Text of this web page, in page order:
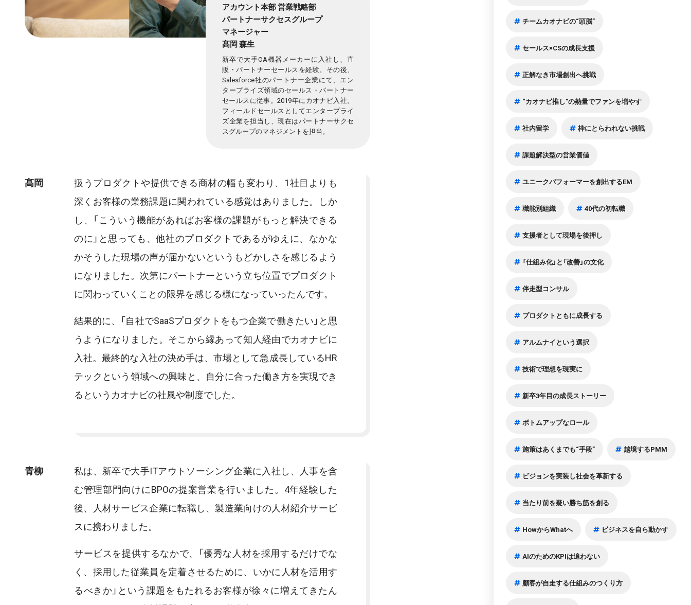
アカウント本部 営業戦略部
パートナーサクセスグループ
マネージャー
髙岡 森生
新卒で大手OA機器メーカーに入社し、直
販・パートナーセールスを経験。その後、
Salesforce社のパートナー企業にて、エン
タープライズ領域のセールス・パートナー
セールスに従事。2019年にカオナビ入社。
フィールドセールスとしてエンタープライ
ズ企業を担当し、現在はパートナーサクセ
スグループのマネジメントを担当。
髙岡
扱うプロダクトや提供できる商材の幅も変わり、1社目よりも
深くお客様の業務課題に関われている感覚はありました。しか
し、「こういう機能があればお客様の課題がもっと解決できる
のに」と思っても、他社のプロダクトであるがゆえに、なかな
かそうした現場の声が届かないというもどかしさを感じるよう
になりました。次第にパートナーという立ち位置でプロダクト
に関わっていくことの限界を感じる様になっていったんです。
結果的に、「自社でSaaSプロダクトをもつ企業で働きたい」と思
うようになりました。そこから縁あって知人経由でカオナビに
入社。最終的な入社の決め手は、市場として急成長しているHR
テックという領域への興味と、自分に合った働き方を実現でき
るというカオナビの社風や制度でした。
青柳
私は、新卒で大手ITアウトソーシング企業に入社し、人事を含
む管理部門向けにBPOの提案営業を行いました。4年経験した
後、人材サービス企業に転職し、製造業向けの人材紹介サービ
スに携わりました。
サービスを提供するなかで、「優秀な人材を採用するだけでな
く、採用した従業員を定着させるために、いかに人材を活用す
るべきか」という課題をもたれるお客様が徐々に増えてきたん
チームカオナビの“頭脳”
セールス×CSの成長支援
正解なき市場創出へ挑戦
“カオナビ推し”の熱量でファンを増やす
社内留学 枠にとらわれない挑戦
課題解決型の営業価値
ユニークパフォーマーを創出するEM
職能別組織 40代の初転職
支援者として現場を後押し
「仕組み化」と「改善」の文化
伴走型コンサル
プロダクトともに成長する
アルムナイという選択
技術で理想を現実に
新卒3年目の成長ストーリー
ボトムアップなロール
施策はあくまでも“手段” 越境するPMM
ビジョンを実装し社会を革新する
当たり前を疑い勝ち筋を創る
HowからWhatへ ビジネスを自ら動かす
AIのためのKPIは追わない
顧客が自走する仕組みのつくり方